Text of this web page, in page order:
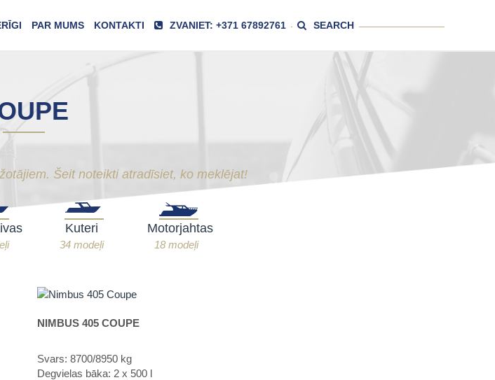
PAR MUMS KONTAKTI ZVANIET: +371 67892761 SEARCH
Šeit noteikti atradīsiet, ko meklējat!
Kuteri
34 modeļi
Motorjahtas
18 modeļi
NIMBUS 405 COUPE
Svars: 8700/8950 kg
Degvielas bāka: 2 x 500 l